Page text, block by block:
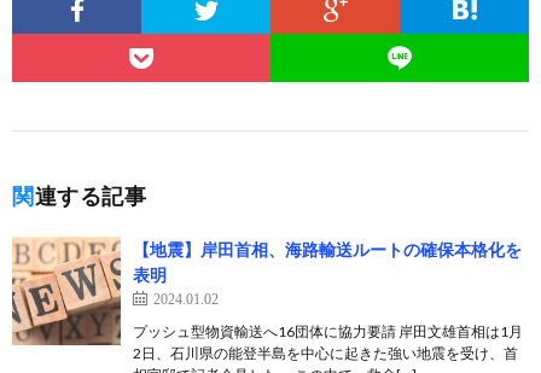
関連する記事
【地震】岸田首相、海路輸送ルートの確保本格化を
表明
2024.01.02
プッシュ型物資輸送へ16団体に協力要請 岸田文雄首相は1月
2日、石川県の能登半島を中心に起きた強い地震を受け、首